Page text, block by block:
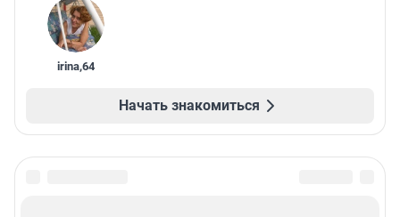
irina,64
Начать знакомиться